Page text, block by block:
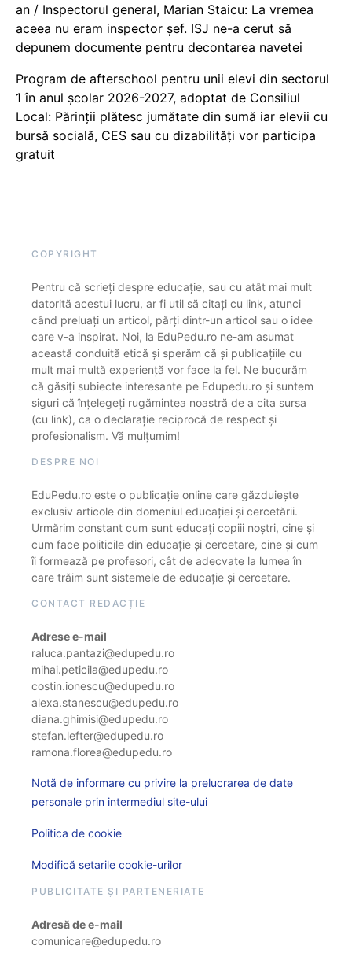
an / Inspectorul general, Marian Staicu: La vremea
aceea nu eram inspector șef. ISJ ne-a cerut să
depunem documente pentru decontarea navetei
Program de afterschool pentru unii elevi din sectorul
1 în anul școlar 2026-2027, adoptat de Consiliul
Local: Părinții plătesc jumătate din sumă iar elevii cu
bursă socială, CES sau cu dizabilităţi vor participa
gratuit
COPYRIGHT
Pentru că scrieți despre educație, sau cu atât mai mult
datorită acestui lucru, ar fi util să citați cu link, atunci
când preluați un articol, părți dintr-un articol sau o idee
care v-a inspirat. Noi, la EduPedu.ro ne-am asumat
această conduită etică și sperăm că și publicațiile cu
mult mai multă experiență vor face la fel. Ne bucurăm
că găsiți subiecte interesante pe Edupedu.ro și suntem
siguri că înțelegeți rugămintea noastră de a cita sursa
(cu link), ca o declarație reciprocă de respect și
profesionalism. Vă mulțumim!
DESPRE NOI
EduPedu.ro este o publicație online care găzduiește
exclusiv articole din domeniul educației și cercetării.
Urmărim constant cum sunt educați copiii noștri, cine și
cum face politicile din educație și cercetare, cine și cum
îi formează pe profesori, cât de adecvate la lumea în
care trăim sunt sistemele de educație și cercetare.
CONTACT REDACȚIE
Adrese e-mail
raluca.pantazi@edupedu.ro
mihai.peticila@edupedu.ro
costin.ionescu@edupedu.ro
alexa.stanescu@edupedu.ro
diana.ghimisi@edupedu.ro
stefan.lefter@edupedu.ro
ramona.florea@edupedu.ro
Notă de informare cu privire la prelucrarea de date
personale prin intermediul site-ului
Politica de cookie
Modifică setarile cookie-urilor
PUBLICITATE ȘI PARTENERIATE
Adresă de e-mail
comunicare@edupedu.ro